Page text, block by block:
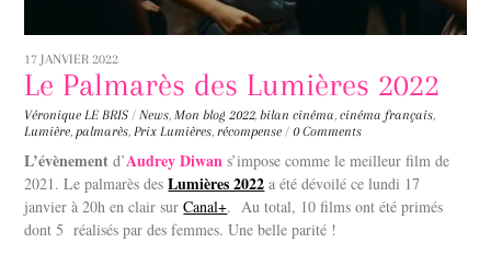
17 JANVIER 2022
Le Palmarès des Lumières 2022
Véronique LE BRIS / News, Mon blog 2022,bilan cinéma,cinéma français,
Lumière, palmarès, Prix Lumières, récompense / 0 Comments
L’évènement d’Audrey Diwan s’impose comme le meilleur film de
2021. Le palmarès desLumières 2022 a été dévoilé ce lundi 17
janvier à 20h en clair surCanal+. Au total, 10 films ont été primés
dont 5 réalisés par des femmes. Une belle parité !